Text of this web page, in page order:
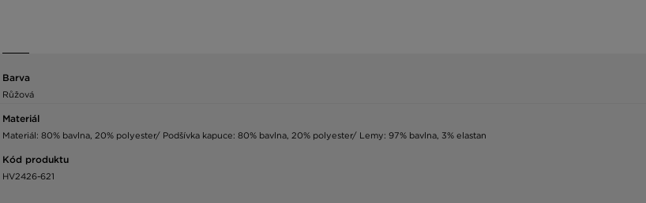
Barva
Růžová
Materiál
Materiál: 80% bavlna, 20% polyester/ Podšívka kapuce: 80% bavlna, 20% polyester/ Lemy: 97% bavlna, 3% elastan
Kód produktu
HV2426-621